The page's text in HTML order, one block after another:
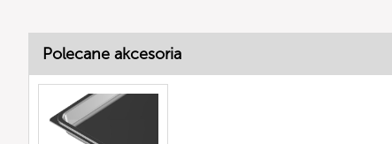
Polecane akcesoria